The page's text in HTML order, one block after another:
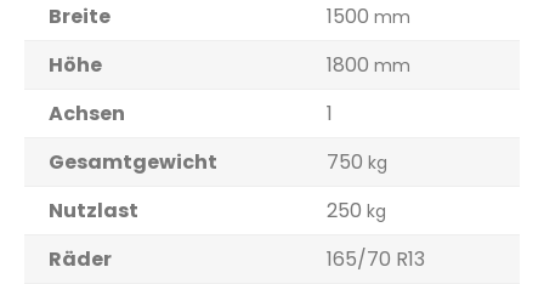
Breite 1500 mm
Höhe 1800 mm
Achsen
1
Gesamtgewicht
750 kg
Nutzlast 250 kg
Räder 165/70 R13